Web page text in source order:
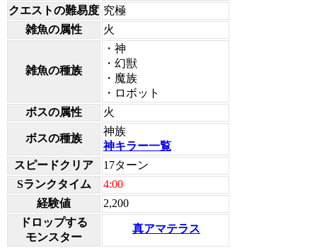
クエストの難易度 究極
雑魚の属性
火
雑魚の種族
・神
・幻獣
・魔族
・ロボット
ボスの属性
火
ボスの種族
神族
神キラー一覧
スピードクリア
17ターン
Sランクタイム
4:00
経験値
2,200
ドロップする
モンスター
真アマテラス